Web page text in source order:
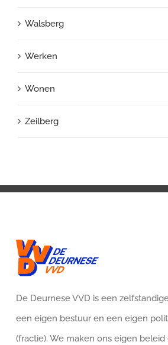
Walsberg
Werken
Wonen
Zeilberg
De Deurnese VVD is een
een eigen bestuur en een eigen
(fractie). We maken ons eigen